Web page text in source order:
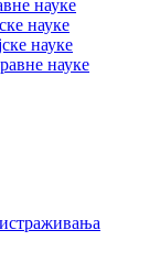
науке
науке
науке
науке